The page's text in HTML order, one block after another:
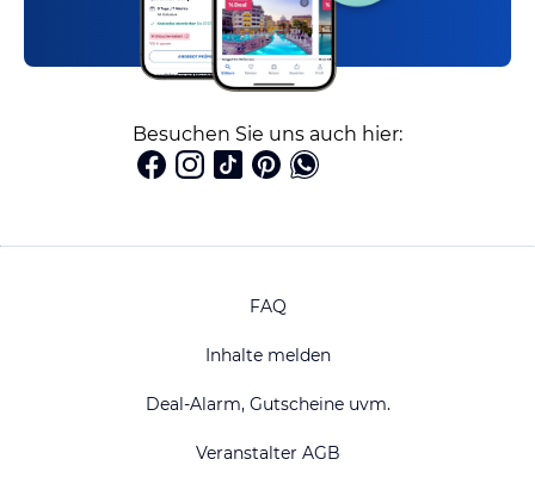
Besuchen Sie uns auch hier:
FAQ
Inhalte melden
Deal-Alarm, Gutscheine uvm.
Veranstalter AGB